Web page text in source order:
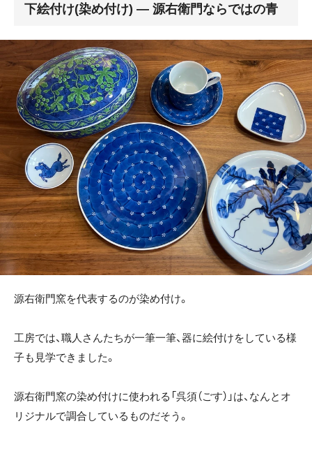
下絵付け(染め付け) ― 源右衛門ならではの青
源右衛門窯を代表するのが染め付け。
工房では、職人さんたちが一筆一筆、器に絵付けをしている様
子も見学できました。
源右衛門窯の染め付けに使われる「呉須（ごす）」は、なんとオ
リジナルで調合しているものだそう。